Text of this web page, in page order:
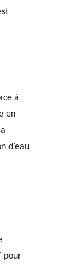
à
en
d’eau
pour